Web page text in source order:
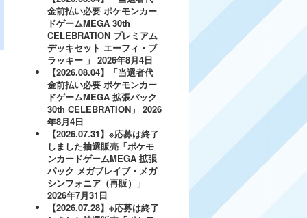
金前払い必要 ポケモンカー
ドゲームMEGA 30th
CELEBRATION プレミアム
デッキセット エーフィ・ブ
ラッキー 」 2026年8月4日
【2026.08.04】「当選者代
金前払い必要 ポケモンカー
ドゲームMEGA 拡張パック
30th CELEBRATION」 2026
年8月4日
【2026.07.31】※応募は終了
しました抽選販売「ポケモ
ンカードゲームMEGA 拡張
パック メガブレイブ・メガ
シンフォニア（再販）」
2026年7月31日
【2026.07.28】※応募は終了